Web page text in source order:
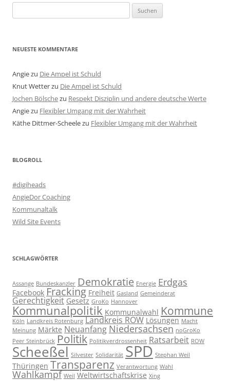
nach:
NEUESTE KOMMENTARE
Angiezu Die Ampel ist Schuld
Knut Wetterzu Die Ampel ist Schuld
Jochen Bölschezu Respekt Disziplin und andere deutsche Werte
Angiezu Flexibler Umgang mit der Wahrheit
Käthe Dittmer-Scheelezu Flexibler Umgang mit der Wahrheit
BLOGROLL
#digiheads
AngieDor Coaching
Kommunaltalk
Wild Site Events
SCHLAGWÖRTER
Assange Bundeskanzler Demokratie Energie Erdgas
Facebook Fracking Freiheit Gasland Gemeinderat
Gerechtigkeit Gesetz GroKo Hannover
Kommunalpolitik Kommunalwahl Kommune
Köln Landkreis Rotenburg Landkreis ROW Lösungen Macht
Meinung Märkte NeuanfangNiedersachsen noGroKo
Peer Steinbrück Politik Politikverdrossenheit Ratsarbeit ROW
Scheeßel Silvester Solidarität SPD Stephan Weil
Thüringen Transparenz Verantwortung Wahl
Wahlkampf Weil Weltwirtschaftskrise Xing